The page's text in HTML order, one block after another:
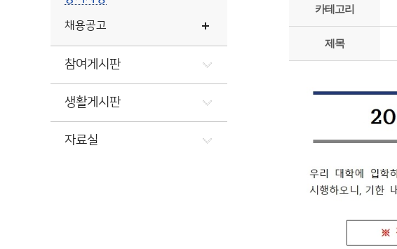
채용공고
참여게시판
생활게시판
자료실
카테고리
제목